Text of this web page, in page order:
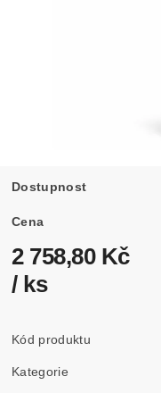
Dostupnost
Cena
2 758,80 Kč
/ ks
Kód produktu
Kategorie